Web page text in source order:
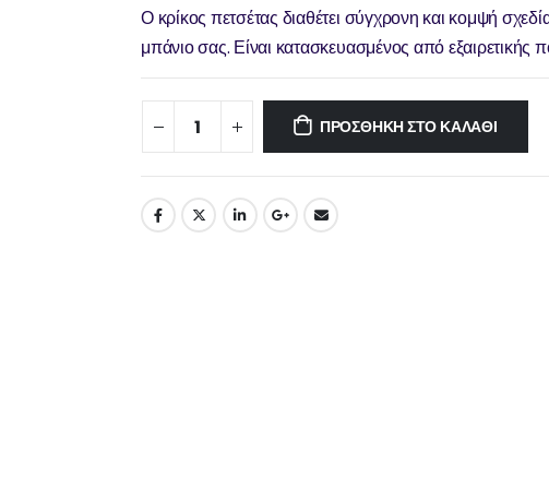
Ο κρίκος πετσέτας διαθέτει σύγχρονη και κομψή
μπάνιο σας. Είναι κατασκευασμένος από εξαιρετικής
ΠΡΟΣΘΉΚΗ ΣΤΟ ΚΑΛΆΘΙ